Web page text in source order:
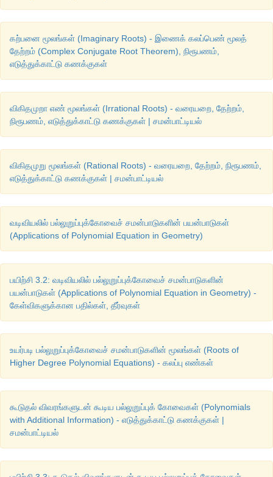
கற்பனை மூலங்கள் (Imaginary Roots) - இணைக் கலப்பெண் மூலத்
தேற்றம் (Complex Conjugate Root Theorem), நிரூபணம்,
எடுத்துக்காட்டு கணக்குகள்
விகிதமுறா எண் மூலங்கள் (Irrational Roots) - வரையறை, தேற்றம்,
நிரூபணம், எடுத்துக்காட்டு கணக்குகள் | சமன்பாட்டியல்
விகிதமுறு மூலங்கள் (Rational Roots) - வரையறை, தேற்றம், நிரூபணம்,
எடுத்துக்காட்டு கணக்குகள் | சமன்பாட்டியல்
வடிவியலில் பல்லுறுப்புக்கோவைச் சமன்பாடுகளின் பயன்பாடுகள்
(Applications of Polynomial Equation in Geometry)
பயிற்சி 3.2: வடிவியலில் பல்லுறுப்புக்கோவைச் சமன்பாடுகளின்
பயன்பாடுகள் (Applications of Polynomial Equation in Geometry) -
கேள்விகளுக்கான பதில்கள், தீர்வுகள்
உயர்படி பல்லுறுப்புக்கோவைச் சமன்பாடுகளின் மூலங்கள் (Roots of
Higher Degree Polynomial Equations) - கலப்பு எண்கள்
கூடுதல் விவரங்களுடன் கூடிய பல்லுறுப்புக் கோவைகள் (Polynomials
with Additional Information) - எடுத்துக்காட்டு கணக்குகள் |
சமன்பாட்டியல்